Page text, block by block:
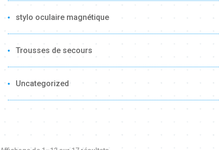
stylo oculaire magnétique
Trousses de secours
Uncategorized